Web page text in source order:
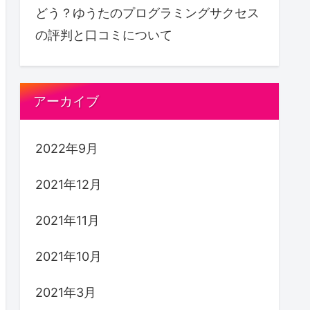
どう？ゆうたのプログラミングサクセス
の評判と口コミについて
アーカイブ
2022年9月
2021年12月
2021年11月
2021年10月
2021年3月